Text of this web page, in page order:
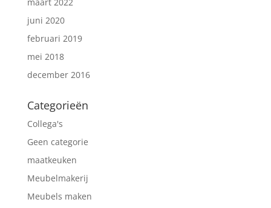
juni 2020
februari 2019
mei 2018
december 2016
Categorieën
Collega's
Geen categorie
maatkeuken
Meubelmakerij
Meubels maken